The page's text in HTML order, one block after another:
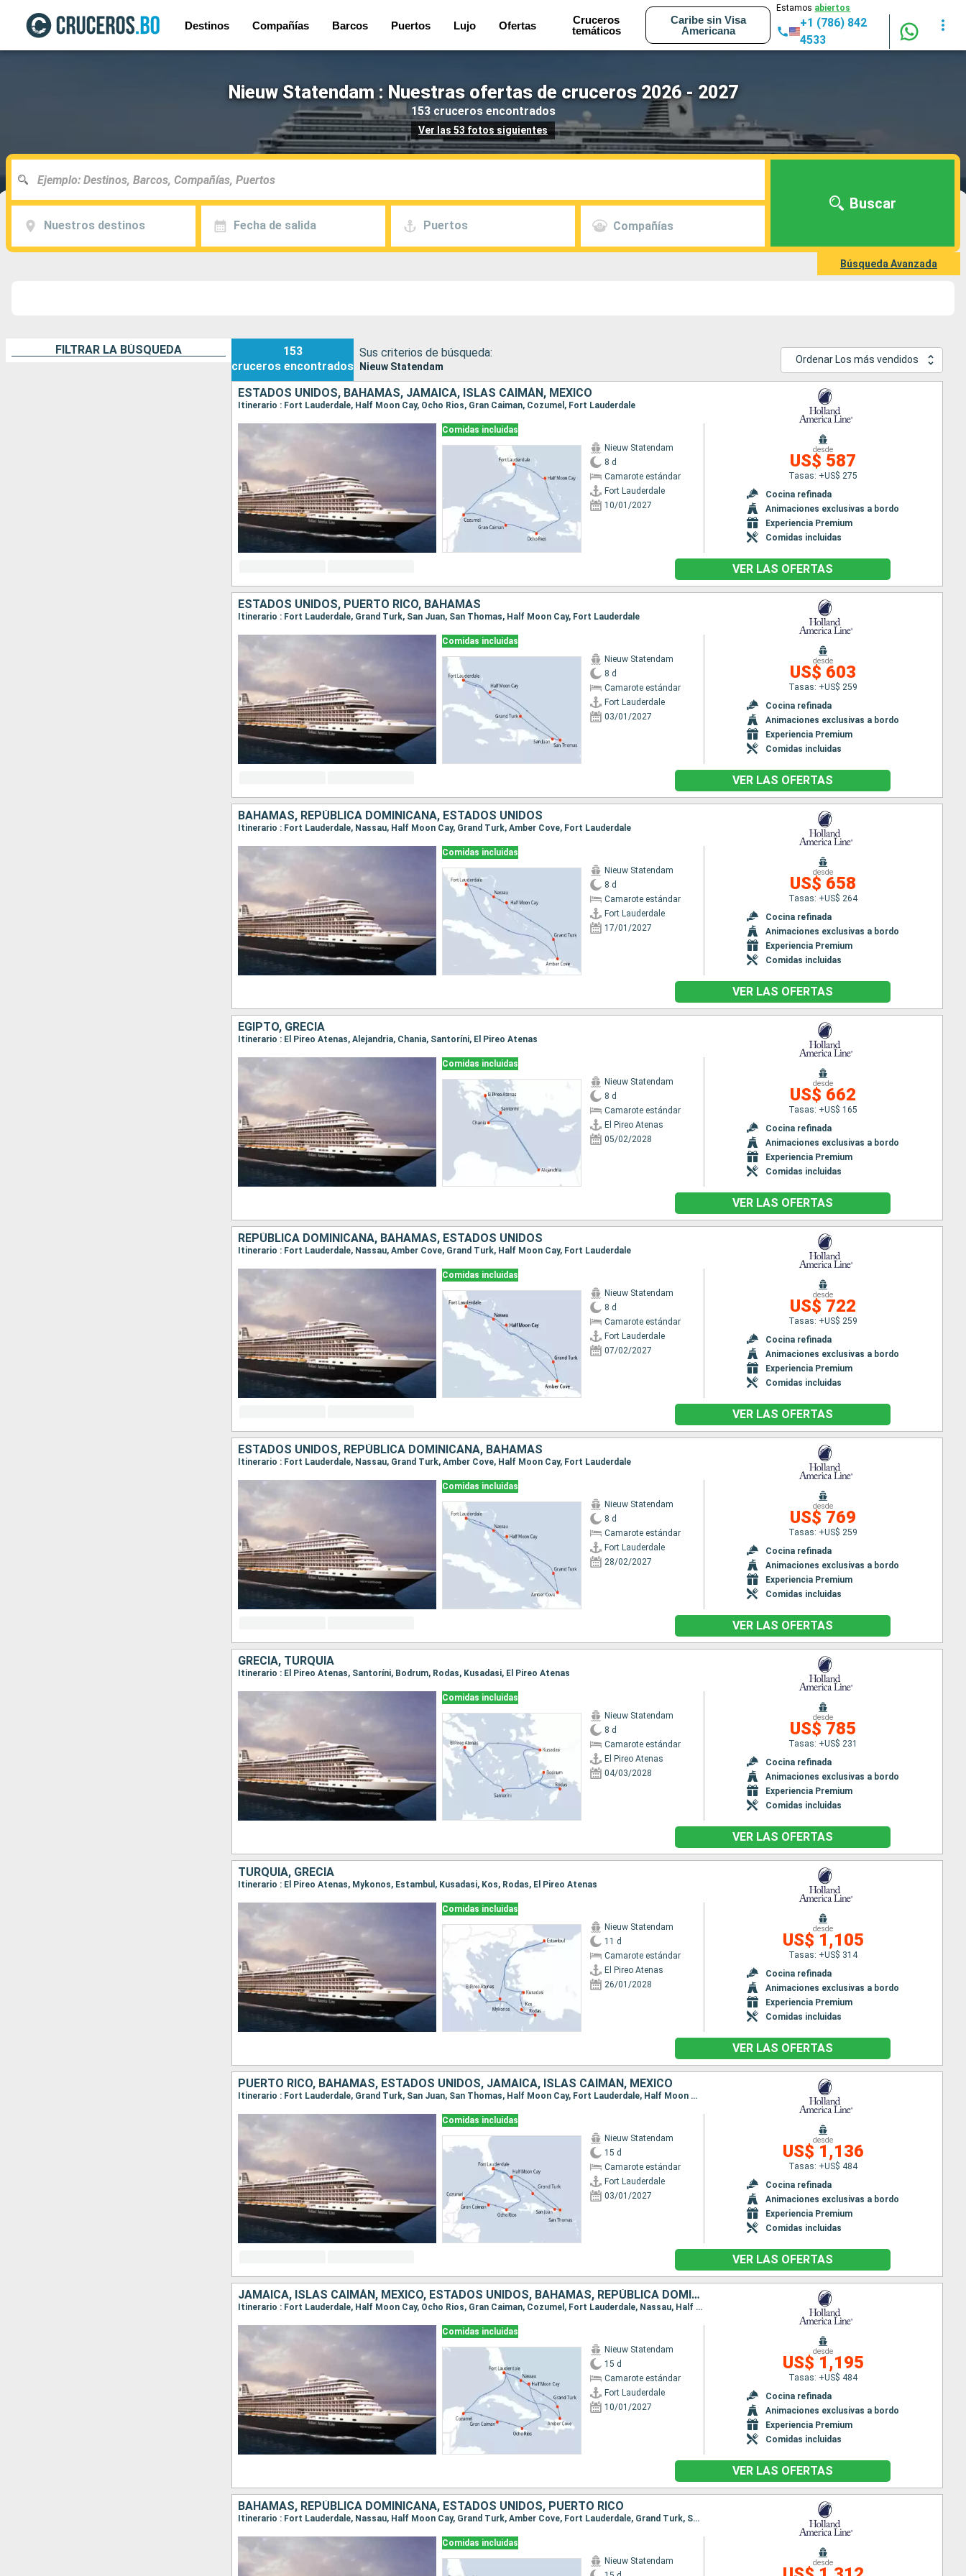
Destinos Compañías Barcos Puertos Lujo Ofertas
Cruceros
temáticos
Caribe sin Visa
Americana
Estamos abiertos
+1 (786) 842
4533
Nieuw Statendam : Nuestras ofertas de cruceros 2026 - 2027
153 cruceros encontrados
Ver las 53 fotos siguientes
Nuestros destinos Fecha de salida Puertos Compañías
Buscar
Búsqueda Avanzada
FILTRAR LA BÚSQUEDA
153
cruceros encontrados
Sus criterios de búsqueda:
Nieuw Statendam
Ordenar Los más vendidos
ESTADOS UNIDOS, BAHAMAS, JAMAICA, ISLAS CAIMÁN, MÉXICO
Itinerario : Fort Lauderdale, Half Moon Cay, Ocho Rios, Gran Caiman, Cozumel, Fort Lauderdale
Comidas incluidas
Nieuw Statendam
8 d
Camarote estándar
Fort Lauderdale
10/01/2027
desde
US$ 587
Tasas: +US$ 275
Cocina refinada
Animaciones exclusivas a bordo
Experiencia Premium
Comidas incluidas
VER LAS OFERTAS
ESTADOS UNIDOS, PUERTO RICO, BAHAMAS
Itinerario : Fort Lauderdale, Grand Turk, San Juan, San Thomas, Half Moon Cay, Fort Lauderdale
Comidas incluidas
Nieuw Statendam
8 d
Camarote estándar
Fort Lauderdale
03/01/2027
desde
US$ 603
Tasas: +US$ 259
Cocina refinada
Animaciones exclusivas a bordo
Experiencia Premium
Comidas incluidas
VER LAS OFERTAS
BAHAMAS, REPÚBLICA DOMINICANA, ESTADOS UNIDOS
Itinerario : Fort Lauderdale, Nassau, Half Moon Cay, Grand Turk, Amber Cove, Fort Lauderdale
Comidas incluidas
Nieuw Statendam
8 d
Camarote estándar
Fort Lauderdale
17/01/2027
desde
US$ 658
Tasas: +US$ 264
Cocina refinada
Animaciones exclusivas a bordo
Experiencia Premium
Comidas incluidas
VER LAS OFERTAS
EGIPTO, GRECIA
Itinerario : El Pireo Atenas, Alejandria, Chania, Santoríni, El Pireo Atenas
Comidas incluidas
Nieuw Statendam
8 d
Camarote estándar
El Pireo Atenas
05/02/2028
desde
US$ 662
Tasas: +US$ 165
Cocina refinada
Animaciones exclusivas a bordo
Experiencia Premium
Comidas incluidas
VER LAS OFERTAS
REPÚBLICA DOMINICANA, BAHAMAS, ESTADOS UNIDOS
Itinerario : Fort Lauderdale, Nassau, Amber Cove, Grand Turk, Half Moon Cay, Fort Lauderdale
Comidas incluidas
Nieuw Statendam
8 d
Camarote estándar
Fort Lauderdale
07/02/2027
desde
US$ 722
Tasas: +US$ 259
Cocina refinada
Animaciones exclusivas a bordo
Experiencia Premium
Comidas incluidas
VER LAS OFERTAS
ESTADOS UNIDOS, REPÚBLICA DOMINICANA, BAHAMAS
Itinerario : Fort Lauderdale, Nassau, Grand Turk, Amber Cove, Half Moon Cay, Fort Lauderdale
Comidas incluidas
Nieuw Statendam
8 d
Camarote estándar
Fort Lauderdale
28/02/2027
desde
US$ 769
Tasas: +US$ 259
Cocina refinada
Animaciones exclusivas a bordo
Experiencia Premium
Comidas incluidas
VER LAS OFERTAS
GRECIA, TURQUÍA
Itinerario : El Pireo Atenas, Santoríni, Bodrum, Rodas, Kusadasi, El Pireo Atenas
Comidas incluidas
Nieuw Statendam
8 d
Camarote estándar
El Pireo Atenas
04/03/2028
desde
US$ 785
Tasas: +US$ 231
Cocina refinada
Animaciones exclusivas a bordo
Experiencia Premium
Comidas incluidas
VER LAS OFERTAS
TURQUÍA, GRECIA
Itinerario : El Pireo Atenas, Mykonos, Estambul, Kusadasi, Kos, Rodas, El Pireo Atenas
Comidas incluidas
Nieuw Statendam
11 d
Camarote estándar
El Pireo Atenas
26/01/2028
desde
US$ 1,105
Tasas: +US$ 314
Cocina refinada
Animaciones exclusivas a bordo
Experiencia Premium
Comidas incluidas
VER LAS OFERTAS
PUERTO RICO, BAHAMAS, ESTADOS UNIDOS, JAMAICA, ISLAS CAIMÁN, MÉXICO
Itinerario : Fort Lauderdale, Grand Turk, San Juan, San Thomas, Half Moon Cay, Fort Lauderdale, Half Moon Cay, Ocho Rios, Gran Caiman, Cozumel, Fort Lauderdale
Comidas incluidas
Nieuw Statendam
15 d
Camarote estándar
Fort Lauderdale
03/01/2027
desde
US$ 1,136
Tasas: +US$ 484
Cocina refinada
Animaciones exclusivas a bordo
Experiencia Premium
Comidas incluidas
VER LAS OFERTAS
JAMAICA, ISLAS CAIMÁN, MÉXICO, ESTADOS UNIDOS, BAHAMAS, REPÚBLICA DOMINICANA
Itinerario : Fort Lauderdale, Half Moon Cay, Ocho Rios, Gran Caiman, Cozumel, Fort Lauderdale, Nassau, Half Moon Cay, Grand Turk, Amber Cove, Fort Lauderdale
Comidas incluidas
Nieuw Statendam
15 d
Camarote estándar
Fort Lauderdale
10/01/2027
desde
US$ 1,195
Tasas: +US$ 484
Cocina refinada
Animaciones exclusivas a bordo
Experiencia Premium
Comidas incluidas
VER LAS OFERTAS
BAHAMAS, REPÚBLICA DOMINICANA, ESTADOS UNIDOS, PUERTO RICO
Itinerario : Fort Lauderdale, Nassau, Half Moon Cay, Grand Turk, Amber Cove, Fort Lauderdale, Grand Turk, San Juan, San Thomas, Half Moon Cay, Fort Lauderdale
Comidas incluidas
Nieuw Statendam
desde